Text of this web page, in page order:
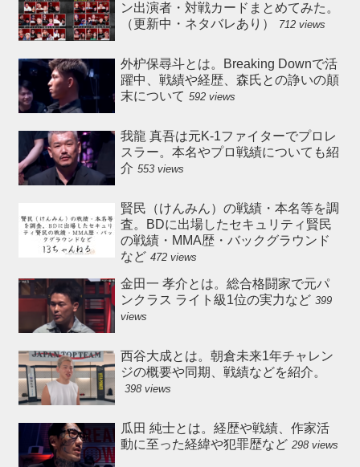
ン出演者・対戦カードまとめてみた。
（更新中・ネタバレあり）
712 views
外枦保尋斗とは。Breaking Downで活
躍中、戦績や経歴、森氏との諍いの顛
末について 592 views
我龍 真吾は元K-1ファイターでプロレ
スラー。本名やプロ戦績についても紹
介 553 views
賢民（けんみん）の戦績・本名等を調
査。BDに出場したセキュリティ賢民
の戦績・MMA歴・バックグラウンド
など 472 views
金田一 孝介とは。総合格闘家で元パ
ンクラス ライト級1位の実力など 399
views
西谷大成とは。朝倉未来1年チャレン
ジの概要や同期、戦績などを紹介。
398 views
瓜田 純士とは。経歴や戦績、作家活
動に至った経緯や犯罪歴など 298 views